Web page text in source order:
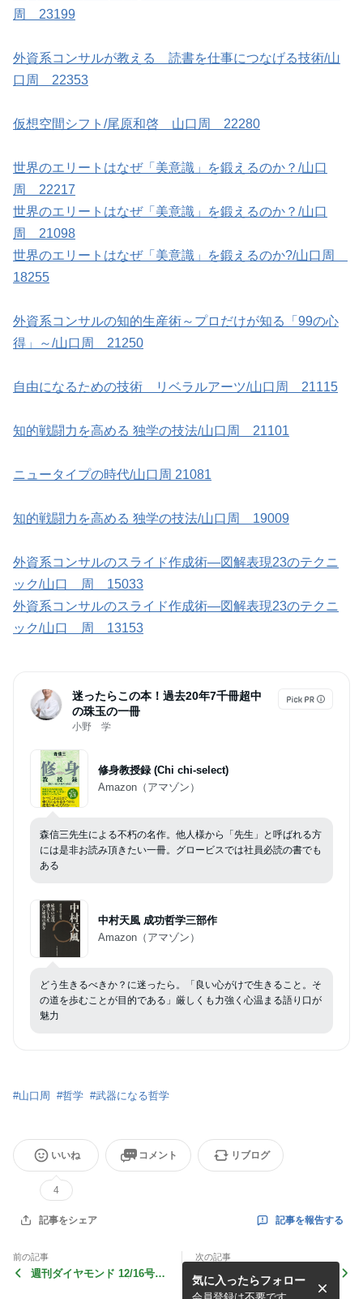
周 23199
外資系コンサルが教える 読書を仕事につなげる技術/山
口周 22353
仮想空間シフト/尾原和啓 山口周 22280
世界のエリートはなぜ「美意識」を鍛えるのか？/山口
周 22217
世界のエリートはなぜ「美意識」を鍛えるのか？/山口
周 21098
世界のエリートはなぜ「美意識」を鍛えるのか?/山口周
18255
外資系コンサルの知的生産術～プロだけが知る「99の心
得」～/山口周 21250
自由になるための技術 リベラルアーツ/山口周 21115
知的戦闘力を高める 独学の技法/山口周 21101
ニュータイプの時代/山口周 21081
知的戦闘力を高める 独学の技法/山口周 19009
外資系コンサルのスライド作成術―図解表現23のテクニ
ック/山口 周 15033
外資系コンサルのスライド作成術―図解表現23のテクニ
ック/山口 周 13153
迷ったらこの本！過去20年7千冊超中
の珠玉の一冊
小野 学
修身教授録 (Chi chi-select)
Amazon（アマゾン）
森信三先生による不朽の名作。他人様から「先生」と呼ばれる方
には是非お読み頂きたい一冊。グロービスでは社員必読の書でも
ある
中村天風 成功哲学三部作
Amazon（アマゾン）
どう生きるべきか？に迷ったら。「良い心がけで生きること。そ
の道を歩むことが目的である」厳しくも力強く心温まる語り口が
魅力
#山口周 #哲学 #武器になる哲学
いいね
4
コメント リブログ
記事をシェア 記事を報告する
前の記事
週刊ダイヤモンド 12/16号
次の記事
「孝経」人生をひらく心得/
伊與田覺 24026
気に入ったらフォロー